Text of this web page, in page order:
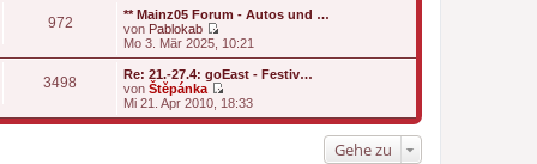
972
** Mainz05 Forum - Autos und …
von Pablokab
N
e
u
e
s
t
e
Mo 3. Mär 2025, 10:21
3498
Re: 21.-27.4: goEast - Festiv…
von Štěpánka
N
e
u
Mi 21. Apr 2010, 18:33
Gehe zu